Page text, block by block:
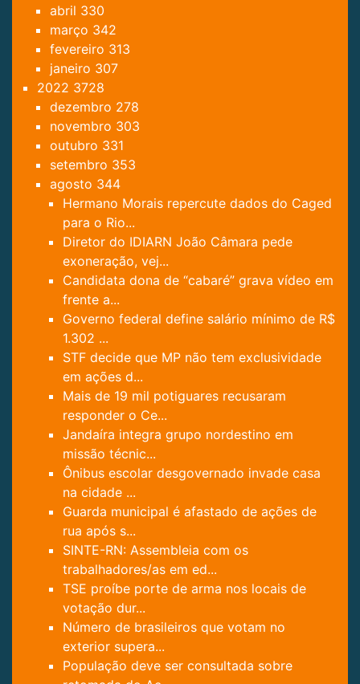
abril 330
março 342
fevereiro 313
janeiro 307
2022 3728
dezembro 278
novembro 303
outubro 331
setembro 353
agosto 344
Hermano Morais repercute dados do Caged
para o Rio...
Diretor do IDIARN João Câmara pede
exoneração, vej...
Candidata dona de “cabaré” grava vídeo em
frente a...
Governo federal define salário mínimo de R$
1.302 ...
STF decide que MP não tem exclusividade
em ações d...
Mais de 19 mil potiguares recusaram
responder o Ce...
Jandaíra integra grupo nordestino em
missão técnic...
Ônibus escolar desgovernado invade casa
na cidade ...
Guarda municipal é afastado de ações de
rua após s...
SINTE-RN: Assembleia com os
trabalhadores/as em ed...
TSE proíbe porte de arma nos locais de
votação dur...
Número de brasileiros que votam no
exterior supera...
População deve ser consultada sobre